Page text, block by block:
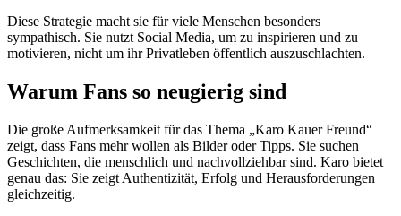
Diese Strategie macht sie für viele Menschen besonders
sympathisch. Sie nutzt Social Media, um zu inspirieren und zu
motivieren, nicht um ihr Privatleben öffentlich auszuschlachten.
Warum Fans so neugierig sind
Die große Aufmerksamkeit für das Thema „Karo Kauer Freund“
zeigt, dass Fans mehr wollen als Bilder oder Tipps. Sie suchen
Geschichten, die menschlich und nachvollziehbar sind. Karo bietet
genau das: Sie zeigt Authentizität, Erfolg und Herausforderungen
gleichzeitig.